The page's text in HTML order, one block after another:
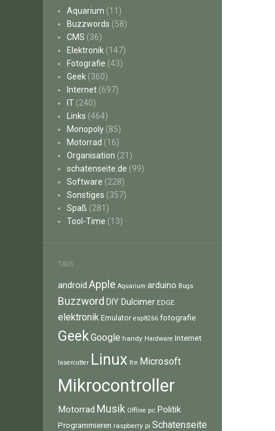
Aquarium (11)
Buzzwords (58)
CMS (36)
Elektronik (147)
Fotografie (43)
Geek (360)
Internet (697)
IT (240)
Links (464)
Monopoly (85)
Motorrad (16)
Organisation (21)
schatenseite.de (99)
Software (228)
Sonstiges (357)
Spaß (281)
Tool-Time (13)
TAGS
android Apple Aquarium arduino Bugs
Buzzword DIY Dulcimer EDGE
elektronik Emulator esp8266 fotografie
GeekGoogle handy Hardware Internet
lasercutter Linux lte Microsoft
Mikrocontroller
Motorrad Musik Offline pc Politik
Programmieren raspberry pi Schatenseite